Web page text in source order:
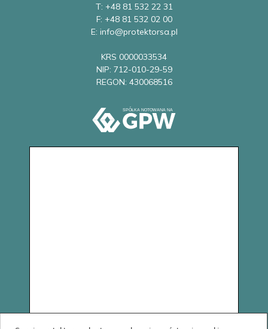
T: +48 81 532 22 31
F: +48 81 532 02 00
E: info@protektorsa.pl
KRS 0000033534
NIP: 712-010-29-59
REGON: 430068516